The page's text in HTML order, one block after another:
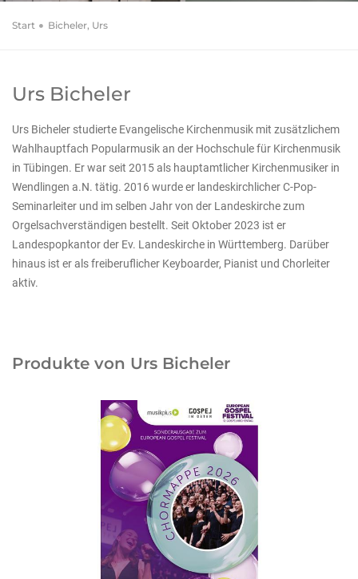
Start Bicheler, Urs
Urs Bicheler
Urs Bicheler studierte Evangelische Kirchenmusik mit zusätzlichem
Wahlhauptfach Popularmusik an der Hochschule für Kirchenmusik
in Tübingen. Er war seit 2015 als hauptamtlicher Kirchenmusiker in
Wendlingen a.N. tätig. 2016 wurde er landeskirchlicher C-Pop-
Seminarleiter und im selben Jahr von der Landeskirche zum
Orgelsachverständigen bestellt. Seit Oktober 2023 ist er
Landespopkantor der Ev. Landeskirche in Württemberg. Darüber
hinaus ist er als freiberuflicher Keyboarder, Pianist und Chorleiter
aktiv.
Produkte von Urs Bicheler